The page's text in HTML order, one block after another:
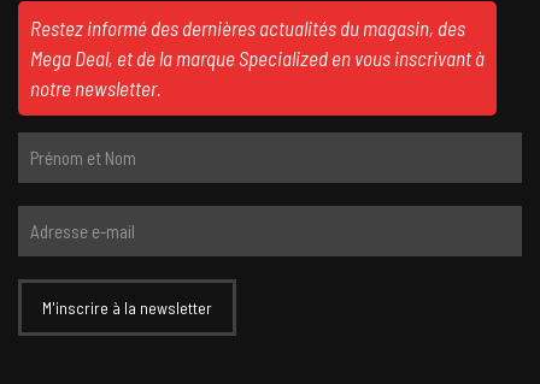
Restez informé des dernières actualités du magasin, des
Mega Deal, et de la marque Specialized en vous inscrivant à
notre newsletter.